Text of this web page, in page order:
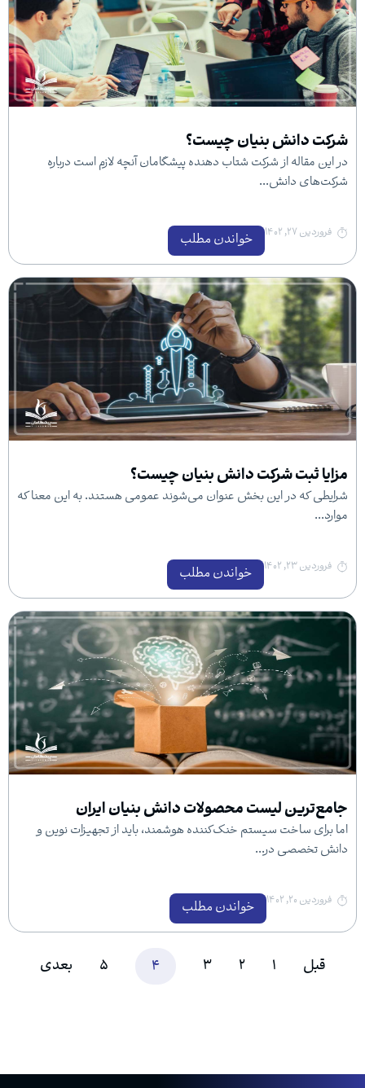
بنیان چیست؟
شرکت شتاب دهنده پیشگامان آنچه لازم است درباره
خواندن مطلب
شرکت دانش بنیان چیست؟
این بخش عنوان می‌شوند عمومی هستند. به این معنا که
خواندن مطلب
لیست محصولات دانش بنیان ایران
سیستم خنک‌کننده هوشمند، باید از تجهیزات نوین و
در...
خواندن مطلب
2